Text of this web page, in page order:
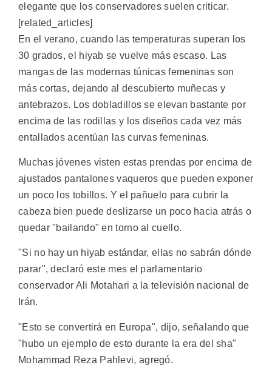
elegante que los conservadores suelen criticar.
[related_articles]
En el verano, cuando las temperaturas superan los
30 grados, el hiyab se vuelve más escaso. Las
mangas de las modernas túnicas femeninas son
más cortas, dejando al descubierto muñecas y
antebrazos. Los dobladillos se elevan bastante por
encima de las rodillas y los diseños cada vez más
entallados acentúan las curvas femeninas.
Muchas jóvenes visten estas prendas por encima de
ajustados pantalones vaqueros que pueden exponer
un poco los tobillos. Y el pañuelo para cubrir la
cabeza bien puede deslizarse un poco hacia atrás o
quedar "bailando" en torno al cuello.
"Si no hay un hiyab estándar, ellas no sabrán dónde
parar", declaró este mes el parlamentario
conservador Ali Motahari a la televisión nacional de
Irán.
"Esto se convertirá en Europa", dijo, señalando que
"hubo un ejemplo de esto durante la era del sha"
Mohammad Reza Pahlevi, agregó.